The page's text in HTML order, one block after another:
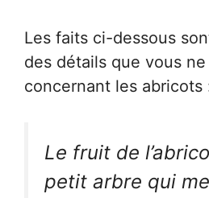
Les faits ci-dessous
des détails que vous
concernant les abricots
Le fruit de
petit arbre qui